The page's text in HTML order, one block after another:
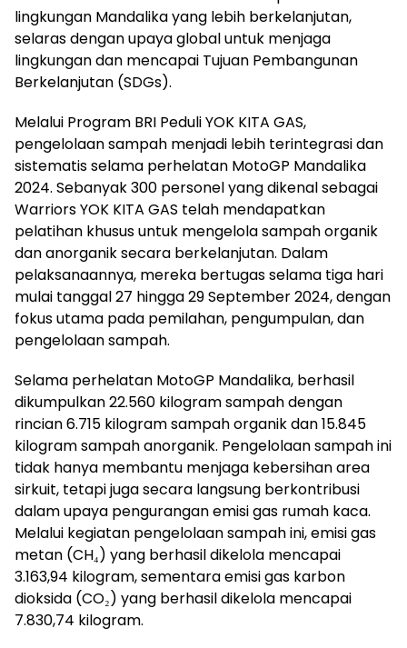
lingkungan Mandalika yang lebih berkelanjutan,
selaras dengan upaya global untuk menjaga
lingkungan dan mencapai Tujuan Pembangunan
Berkelanjutan (SDGs).
Melalui Program BRI Peduli YOK KITA GAS,
pengelolaan sampah menjadi lebih terintegrasi dan
sistematis selama perhelatan MotoGP Mandalika
2024. Sebanyak 300 personel yang dikenal sebagai
Warriors YOK KITA GAS telah mendapatkan
pelatihan khusus untuk mengelola sampah organik
dan anorganik secara berkelanjutan. Dalam
pelaksanaannya, mereka bertugas selama tiga hari
mulai tanggal 27 hingga 29 September 2024, dengan
fokus utama pada pemilahan, pengumpulan, dan
pengelolaan sampah.
Selama perhelatan MotoGP Mandalika, berhasil
dikumpulkan 22.560 kilogram sampah dengan
rincian 6.715 kilogram sampah organik dan 15.845
kilogram sampah anorganik. Pengelolaan sampah ini
tidak hanya membantu menjaga kebersihan area
sirkuit, tetapi juga secara langsung berkontribusi
dalam upaya pengurangan emisi gas rumah kaca.
Melalui kegiatan pengelolaan sampah ini, emisi gas
metan (CH₄) yang berhasil dikelola mencapai
3.163,94 kilogram, sementara emisi gas karbon
dioksida (CO₂) yang berhasil dikelola mencapai
7.830,74 kilogram.